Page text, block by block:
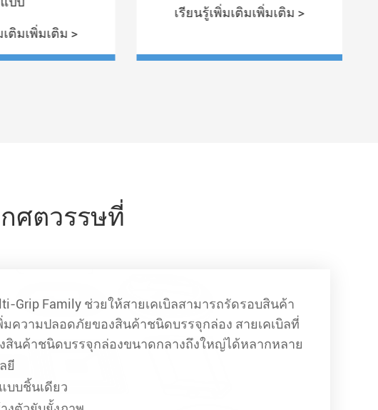
เติมเพิ่มเติม >
เรียนรู้เพิ่มเติมเพิ่มเติม >
ศตวรรษที่
Grip Family ช่วยให้สายเคเบิลสามารถรัดรอบสินค้า
ความปลอดภัยของสินค้าชนิดบรรจุกล่อง สายเคเบิลที่
สินค้าชนิดบรรจุกล่องขนาดกลางถึงใหญ่ได้หลากหลาย
ยี
บบชิ้นเดียว